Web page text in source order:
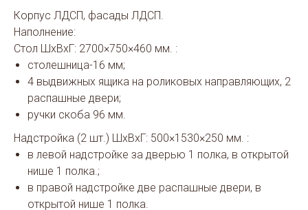
Корпус ЛДСП, фасады ЛДСП.
Наполнение:
Стол ШхВхГ: 2700×750×460 мм. :
столешница-16 мм;
4 выдвижных ящика на роликовых направляющих, 2
распашные двери;
ручки скоба 96 мм.
Надстройка (2 шт.) ШхВхГ: 500×1530×250 мм. :
в левой надстройке за дверью 1 полка, в открытой
нише 1 полка.;
в правой надстройке две распашные двери, в
открытой нише 1 полка.